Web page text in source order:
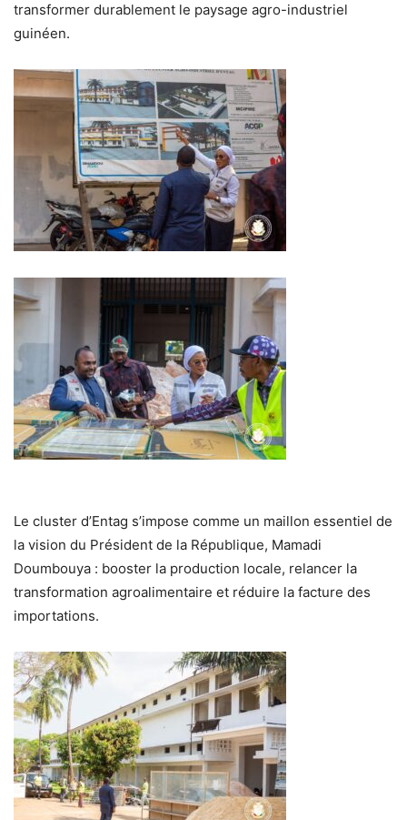
transformer durablement le paysage agro-industriel
guinéen.
Le cluster d’Entag s’impose comme un maillon essentiel de
la vision du Président de la République, Mamadi
Doumbouya : booster la production locale, relancer la
transformation agroalimentaire et réduire la facture des
importations.